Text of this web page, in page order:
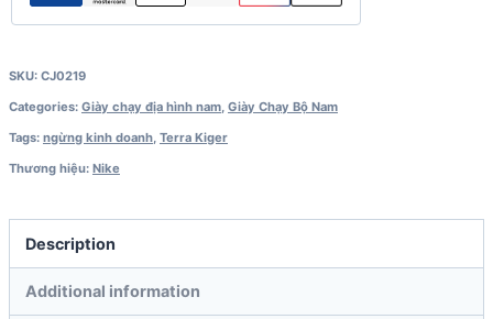
SKU: CJ0219
Categories: Giày chạy địa hình nam, Giày Chạy Bộ Nam
Tags: ngừng kinh doanh, Terra Kiger
Thương hiệu: Nike
Description
Additional information